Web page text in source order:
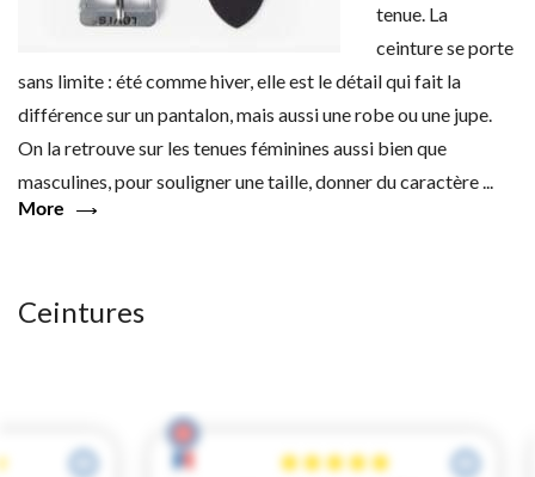
tenue. La
ceinture se porte
sans limite : été comme hiver, elle est le détail qui fait la
différence sur un pantalon, mais aussi une robe ou une jupe.
On la retrouve sur les tenues féminines aussi bien que
masculines, pour souligner une taille, donner du caractère ...
More
Ceintures